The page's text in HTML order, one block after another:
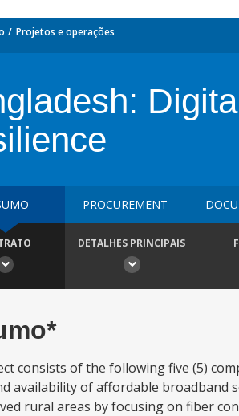
Projetos e operações
PROCUREMENT
DETALHES PRINCIPAIS
consists of the following five (5)
availability of affordable broadband
rural areas by focusing on fiber